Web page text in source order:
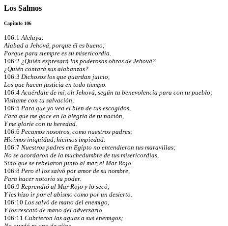
Los Salmos
Capítulo 106
106:1 Aleluya.
Alabad a Jehová, porque él es bueno;
Porque para siempre es su misericordia.
106:2 ¿Quién expresará las poderosas obras de Jehová?
¿Quién contará sus alabanzas?
106:3 Dichosos los que guardan juicio,
Los que hacen justicia en todo tiempo.
106:4Acuérdate de mí, oh Jehová, según tu benevolencia para con tu pueblo;
Visítame con tu salvación,
106:5 Para que yo vea el bien de tus escogidos,
Para que me goce en la alegría de tu nación,
Y me gloríe con tu heredad.
106:6 Pecamos nosotros, como nuestros padres;
Hicimos iniquidad, hicimos impiedad.
106:7 Nuestros padres en Egipto no entendieron tus maravillas;
No se acordaron de la muchedumbre de tus misericordias,
Sino que se rebelaron junto al mar, el Mar Rojo.
106:8 Pero él los salvó por amor de su nombre,
Para hacer notorio su poder.
106:9 Reprendió al Mar Rojo y lo secó,
Y les hizo ir por el abismo como por un desierto.
106:10 Los salvó de mano del enemigo,
Y los rescató de mano del adversario.
106:11 Cubrieron las aguas a sus enemigos;